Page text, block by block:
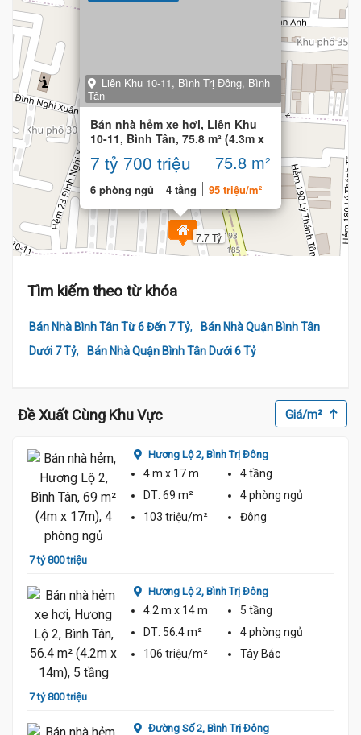
7.7 Tỷ
7.65 Tỷ
Liên Khu 10-11, Bình Trị Đông, Bình
Tân
Bán nhà hẻm xe hơi, Liên Khu
10-11, Bình Tân, 75.8 m² (4.3m x
18m)
7 tỷ 700 triệu 75.8 m²
6 phòng ngủ 4 tầng 95 triệu/m²
Tìm kiếm theo từ khóa
Bán Nhà Bình Tân Từ 6 Đến 7 Tỷ,
Bán Nhà Quận Bình Tân
Dưới 7 Tỷ, Bán Nhà Quận Bình Tân Dưới 6 Tỷ
Đề Xuất Cùng Khu Vực Giá/m²
7 tỷ 800 triệu
Hương Lộ 2, Bình Trị Đông
4 m x 17 m
4 tầng
DT: 69 m² 4 phòng ngủ
103 triệu/m²
Đông
7 tỷ 800 triệu
Hương Lộ 2, Bình Trị Đông
4.2 m x 14 m
5 tầng
DT: 56.4 m² 4 phòng ngủ
106 triệu/m²
Tây Bắc
Đường Số 2, Bình Trị Đông